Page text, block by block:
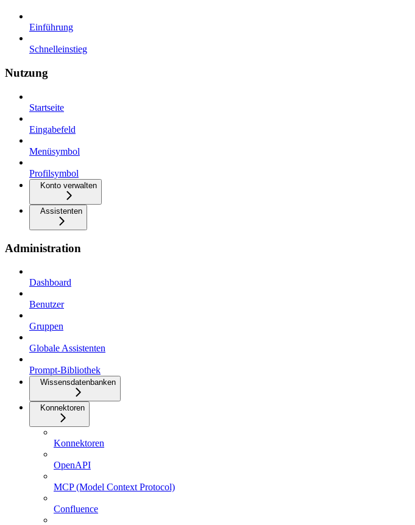
Einführung
Schnelleinstieg
Nutzung
Startseite
Eingabefeld
Menüsymbol
Profilsymbol
Konto verwalten
Assistenten
Administration
Dashboard
Benutzer
Gruppen
Globale Assistenten
Prompt-Bibliothek
Wissensdatenbanken
Konnektoren
Konnektoren
OpenAPI
MCP (Model Context Protocol)
Confluence